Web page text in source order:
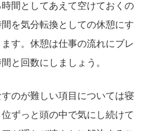
間としてあえて空けておくの
を気分転換としての休憩にす
す。休憩は仕事の流れにブレ
と回数にしましょう。
のが難しい項目については寝
ずっと頭の中で気にし続けて